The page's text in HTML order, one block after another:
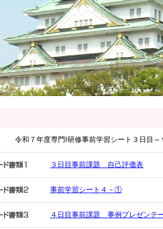
令和７年度専門Ⅰ研修事前学習シート３日目～
３日目事前課題 自己評価表
事前学習シート４－①
４日目事前課題 事例プレゼンテ